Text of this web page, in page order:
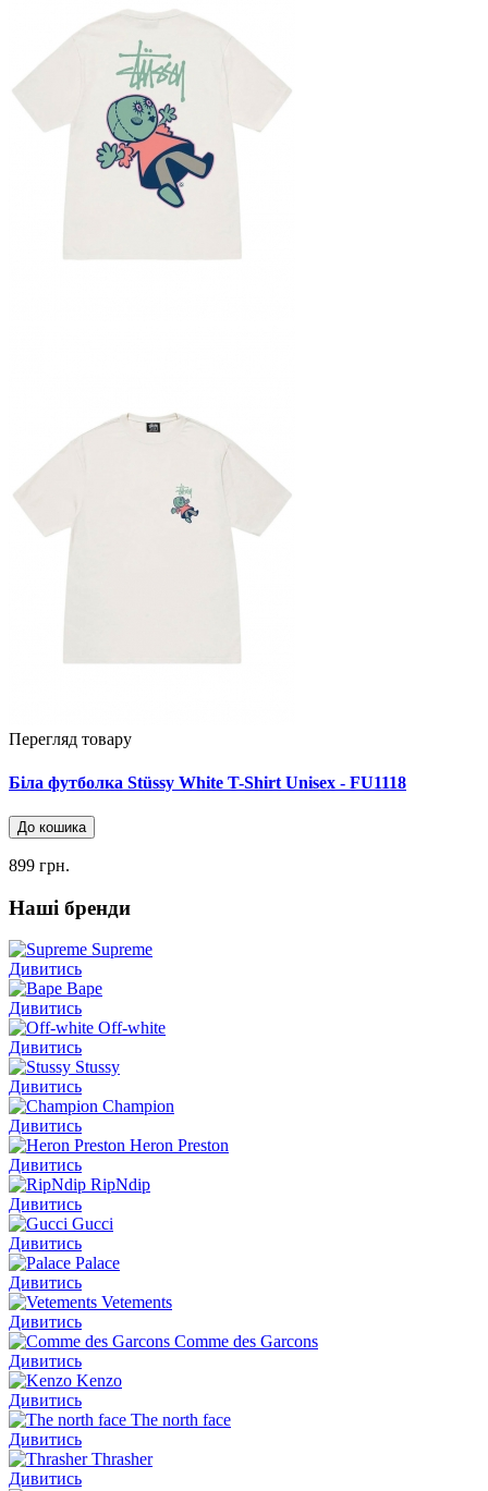
Перегляд товару
Біла футболка Stüssy White T-Shirt Unisex - FU1118
До кошика
899 грн.
Наші бренди
Supreme
Дивитись
Bape
Дивитись
Off-white
Дивитись
Stussy
Дивитись
Champion
Дивитись
Heron Preston
Дивитись
RipNdip
Дивитись
Gucci
Дивитись
Palace
Дивитись
Vetements
Дивитись
Comme des Garcons
Дивитись
Kenzo
Дивитись
The north face
Дивитись
Thrasher
Дивитись